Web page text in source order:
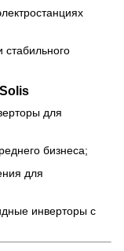
для
бизнеса;
для
инверторы с